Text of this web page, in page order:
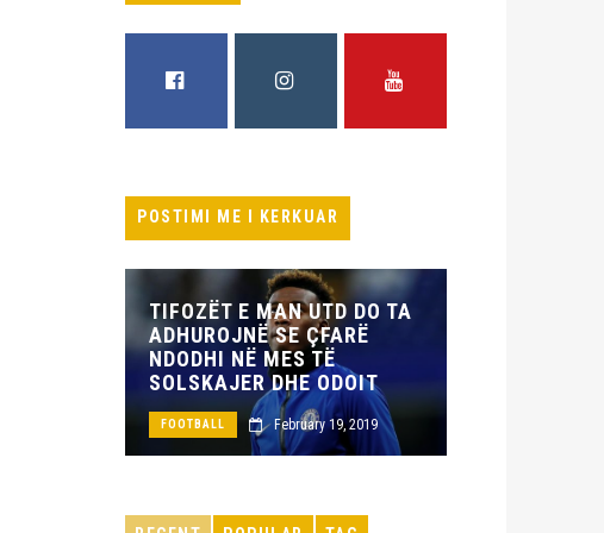
POSTIMI ME I KERKUAR
TIFOZËT E MAN UTD DO TA
ADHUROJNË SE ÇFARË
NDODHI NË MES TË
SOLSKAJER DHE ODOIT
February 19, 2019
REAL MADRIDI PRANË
ZYRTARIZIMIT ME
MBROJTËSIN E LYON
FOOTBALL